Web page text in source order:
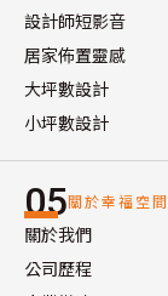
設計師短影音
居家佈置靈感
大坪數設計
小坪數設計
05關於幸福空間
關於我們
公司歷程